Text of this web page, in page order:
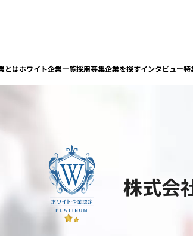
とはホワイト企業一覧採⽤募集企業を探すインタビュー特
株式会